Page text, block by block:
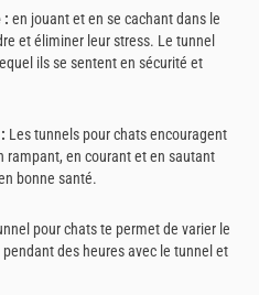
: en jouant et en se cachant dans le
et éliminer leur stress. Le tunnel
ils se sentent en sécurité et
Les tunnels pour chats encouragent
rampant, en courant et en sautant
bonne santé.
pour chats te permet de varier le
des heures avec le tunnel et